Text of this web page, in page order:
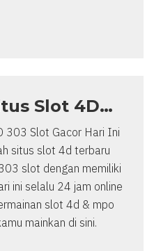
Slot 4D…
303 Slot Gacor Hari Ini
situs slot 4d terbaru
slot dengan memiliki
ini selalu 24 jam online
slot 4d & mpo
mainkan di sini.